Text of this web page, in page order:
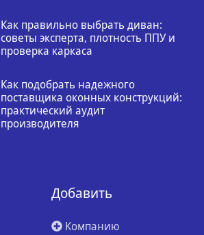
Как правильно выбрать диван:
советы эксперта, плотность ППУ и
проверка каркаса
Как подобрать надежного
поставщика оконных конструкций:
практический аудит
производителя
Добавить
Компанию